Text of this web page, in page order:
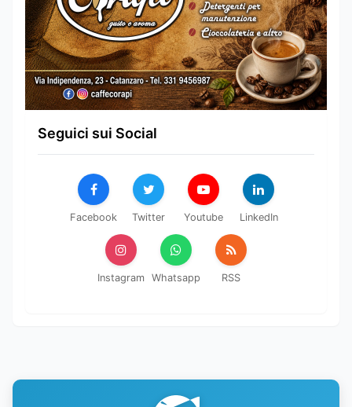
Seguici sui Social
Facebook Twitter Youtube LinkedIn
Instagram Whatsapp RSS